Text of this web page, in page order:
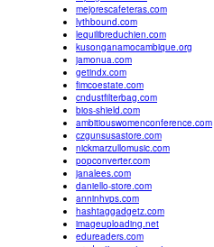
mejorescafeteras.com
lythbound.com
lequilibreduchien.com
kusonganamocambique.org
jamonua.com
getindx.com
fimcoestate.com
cndustfilterbag.com
bios-shield.com
ambitiouswomenconference.com
czgunsusastore.com
nickmarzullomusic.com
popconverter.com
janalees.com
daniello-store.com
anninhvps.com
hashtaggadgetz.com
imageuploading.net
edureaders.com